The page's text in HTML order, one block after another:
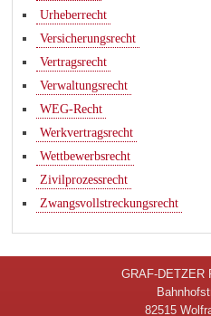
Urheberrecht
Versicherungsrecht
Vertragsrecht
Verwaltungsrecht
WEG-Recht
Werkvertragsrecht
Wettbewerbsrecht
Zivilprozessrecht
Zwangsvollstreckungsrecht
GRAF-DETZER
82515